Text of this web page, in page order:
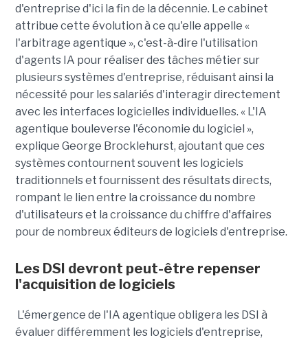
d'entreprise d'ici la fin de la décennie. Le cabinet
attribue cette évolution à ce qu'elle appelle «
l'arbitrage agentique », c'est-à-dire l'utilisation
d'agents IA pour réaliser des tâches métier sur
plusieurs systèmes d'entreprise, réduisant ainsi la
nécessité pour les salariés d'interagir directement
avec les interfaces logicielles individuelles. « L'IA
agentique bouleverse l'économie du logiciel »,
explique George Brocklehurst, ajoutant que ces
systèmes contournent souvent les logiciels
traditionnels et fournissent des résultats directs,
rompant le lien entre la croissance du nombre
d'utilisateurs et la croissance du chiffre d'affaires
pour de nombreux éditeurs de logiciels d'entreprise.
Les DSI devront peut-être repenser
l'acquisition de logiciels
L'émergence de l'IA agentique obligera les DSI à
évaluer différemment les logiciels d'entreprise,